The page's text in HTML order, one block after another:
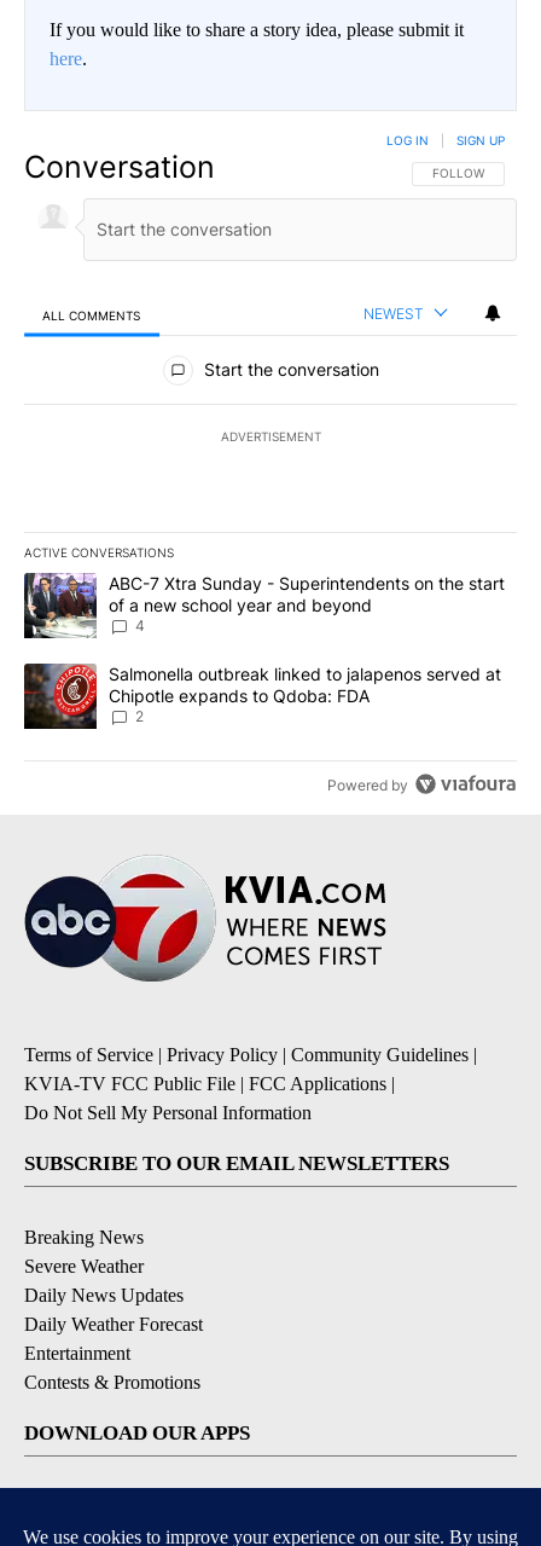
If you would like to share a story idea, please submit it
here.
Conversation FOLLOW THIS
FOLLOW
LOG IN SIGN UP
ALL COMMENTS NEWEST
All Comments
Start the conversation
ADVERTISEMENT
ACTIVE CONVERSATIONS
The following is a list of the most commented articles in the last
A trending article titled "ABC-7 Xtra Sunday - Superintendents
ABC-7 Xtra Sunday - Superintendents on the start
of a new school year and beyond
4
A trending article titled "Salmonella outbreak linked to
Salmonella outbreak linked to jalapenos served at
Chipotle expands to Qdoba: FDA
2
Powered by
Terms of Service | Privacy Policy | Community Guidelines |
KVIA-TV FCC Public File | FCC Applications |
Do Not Sell My Personal Information
SUBSCRIBE TO OUR EMAIL NEWSLETTERS
Breaking News
Severe Weather
Daily News Updates
Daily Weather Forecast
Entertainment
Contests & Promotions
DOWNLOAD OUR APPS